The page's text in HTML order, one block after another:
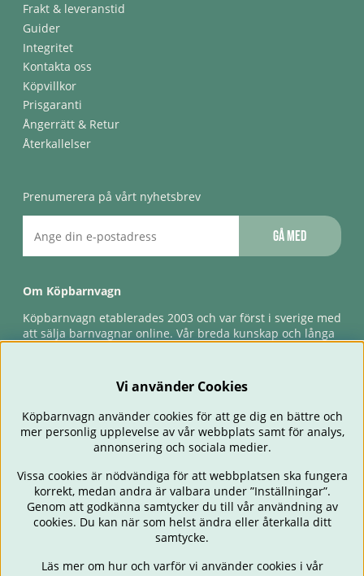
Frakt & leveranstid
Guider
Integritet
Kontakta oss
Köpvillkor
Prisgaranti
Ångerrätt & Retur
Återkallelser
Prenumerera på vårt nyhetsbrev
Gå med
Om Köpbarnvagn
Köpbarnvagn etablerades 2003 och var först i sverige med
att sälja barnvagnar online. Vår breda kunskap och långa
förlossningsgaranti & förlängd ångerrätt.
BARNVAGNAR BILSTOLAR BABY ÄTA & MATA
RESA
Vi använder Cookies
Köpbarnvagn använder cookies för att ge dig en bättre och
mer personlig upplevelse av vår webbplats samt för analys,
annonsering och sociala medier.
Vissa cookies är nödvändiga för att webbplatsen ska fungera
korrekt, medan andra är valbara under ”Inställningar”.
Genom att godkänna samtycker du till vår användning av
cookies. Du kan när som helst ändra eller återkalla ditt
samtycke.
Läs mer om hur och varför vi använder cookies i vår